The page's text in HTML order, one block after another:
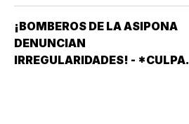
¡BOMBEROS DE LA ASIPONA
DENUNCIAN
IRREGULARIDADES! -